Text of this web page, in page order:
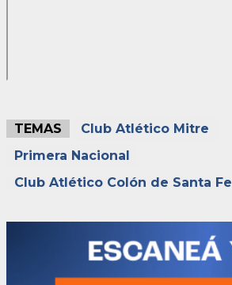
TEMAS
Club Atlético Mitre
Primera Nacional
Club Atlético Colón de Santa Fe